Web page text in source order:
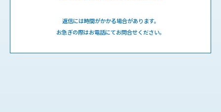
返信には時間がかかる場合があります。
お急ぎの際はお電話にてお問合せください。